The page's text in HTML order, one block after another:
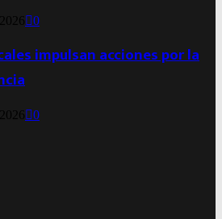
0
impulsan acciones por la
0